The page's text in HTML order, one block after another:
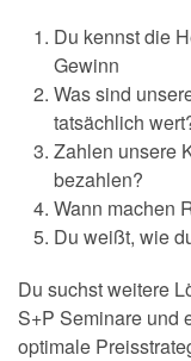
Du kennst die
Gewinn
Was sind
tatsächlich
Zahlen unsere
bezahlen?
Wann machen
Du weißt, wie
Du suchst weitere
S+P Seminare und
optimale